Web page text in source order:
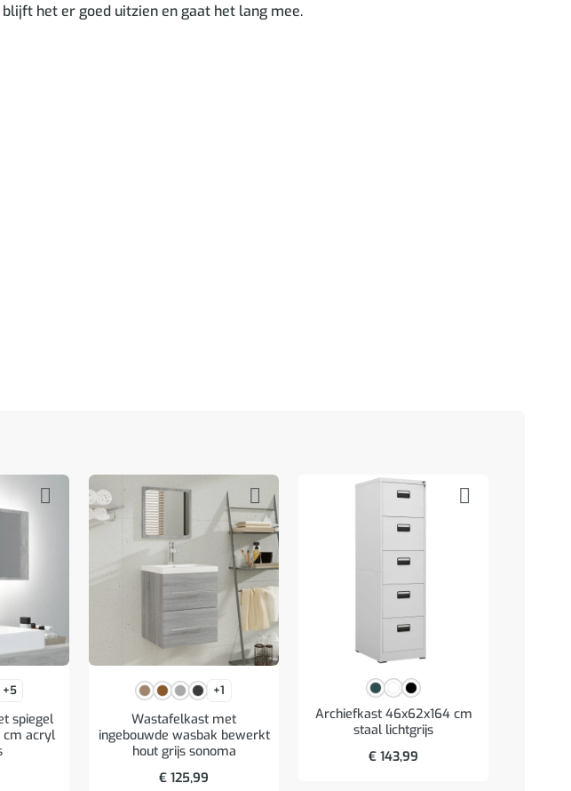
het er goed uitzien en gaat het lang mee.
+5
spiegel
cm acryl
+1
Wastafelkast met
ingebouwde wasbak bewerkt
hout grijs sonoma
€ 125,99
Archiefkast 46x62x164 cm
staal lichtgrijs
€ 143,99